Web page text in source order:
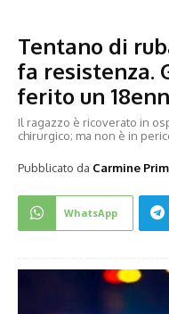
Tentano di
fa resistenza.
ferito un
Il ragazzo è ricoverato in
chirurgico; ma non è in
Pubblicato da Carmine
WhatsApp